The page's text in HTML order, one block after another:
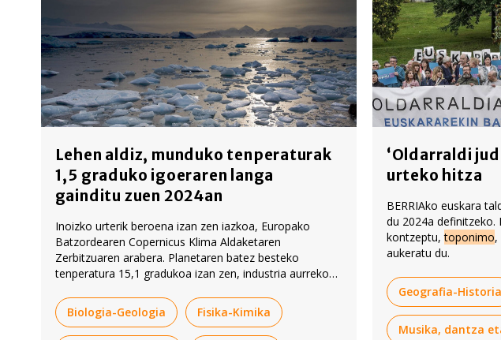
Lehen aldiz, munduko tenperaturak
1,5 graduko igoeraren langa
gainditu zuen 2024an
Inoizko urterik beroena izan zen iazkoa, Europako
Batzordearen Copernicus Klima Aldaketaren
Zerbitzuaren arabera. Planetaren batez besteko
tenperatura 15,1 gradukoa izan zen, industria aurreko
Biologia-Geologia
Fisika-Kimika
‘Oldarraldi
urteko hitza
BERRIAko euskara
du 2024a definitzeko. Hilabete
kontzeptu,toponimo,
aukeratu du.
Geografia-Historia
Musika, dantza